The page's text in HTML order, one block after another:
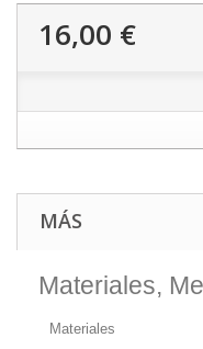
16,00 €
MÁS
Materiales,
Materiales